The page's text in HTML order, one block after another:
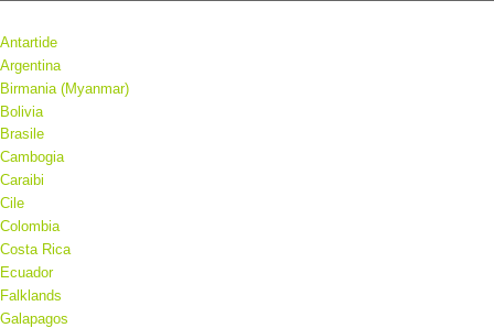
Antartide
Argentina
Birmania (Myanmar)
Bolivia
Brasile
Cambogia
Caraibi
Cile
Colombia
Costa Rica
Ecuador
Falklands
Galapagos